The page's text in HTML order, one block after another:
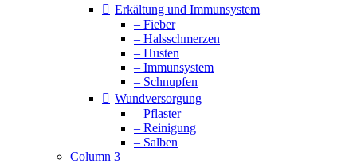
Erkältung und Immunsystem
– Fieber
– Halsschmerzen
– Husten
– Immunsystem
– Schnupfen
Wundversorgung
– Pflaster
– Reinigung
– Salben
Column 3